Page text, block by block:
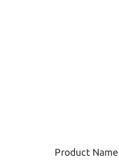
Product Name